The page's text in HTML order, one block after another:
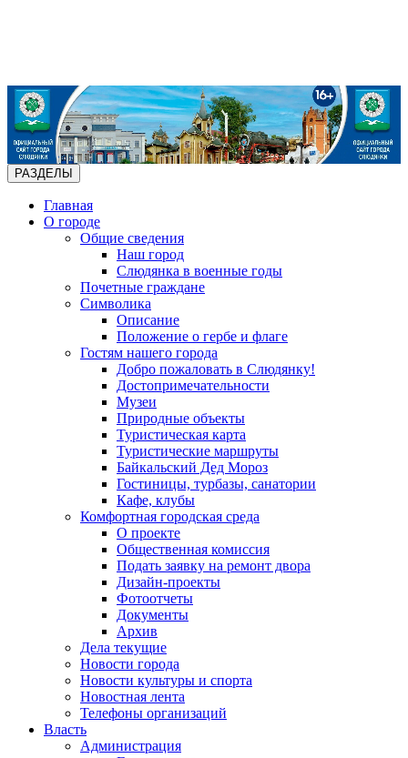
РАЗДЕЛЫ
Главная
О городе
Общие сведения
Наш город
Слюдянка в военные годы
Почетные граждане
Символика
Описание
Положение о гербе и флаге
Гостям нашего города
Добро пожаловать в Слюдянку!
Достопримечательности
Музеи
Природные объекты
Туристическая карта
Туристические маршруты
Байкальский Дед Мороз
Гостиницы, турбазы, санатории
Кафе, клубы
Комфортная городская среда
О проекте
Общественная комиссия
Подать заявку на ремонт двора
Дизайн-проекты
Фотоотчеты
Документы
Архив
Дела текущие
Новости города
Новости культуры и спорта
Новостная лента
Телефоны организаций
Власть
Администрация